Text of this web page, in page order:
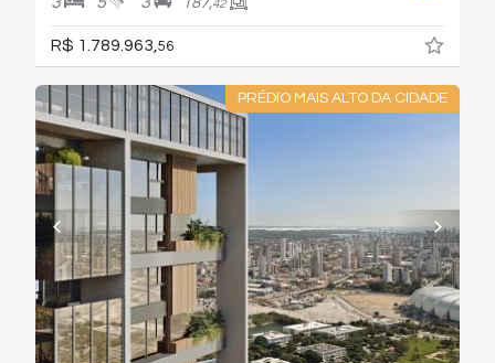
42
R$ 1.789.963,56
PRÉDIO MAIS ALTO DA CIDADE